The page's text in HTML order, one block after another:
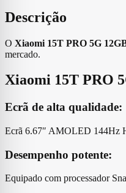
Descrição
O Xiaomi 15T PRO 5G
mercado.
Xiaomi 15T PRO
Ecrã de alta qualidade:
Ecrã 6.67″ AMOLED 144Hz
Desempenho potente:
Equipado com processador